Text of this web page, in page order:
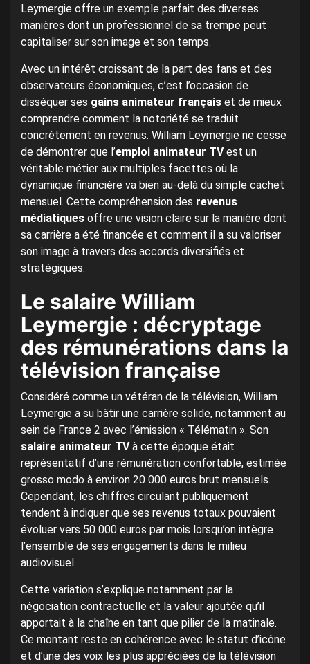
Leymergie offre un exemple parfait des diverses
manières dont un professionnel de sa trempe peut
capitaliser sur son image et son temps.
Avec un intérêt croissant de la part des fans et des
observateurs économiques, c’est l’occasion de
disséquer ses gains animateur français et de mieux
comprendre comment la notoriété se traduit
concrètement en revenus. William Leymergie ne cesse
de démontrer que l’emploi animateur TVest un
véritable métier aux multiples facettes où la
dynamique financière va bien au-delà du simple cachet
mensuel. Cette compréhension des revenus
médiatiques offre une vision claire sur la manière dont
sa carrière a été financée et comment il a su valoriser
son image à travers des accords diversifiés et
stratégiques.
Le salaire William
Leymergie : décryptage
des rémunérations dans la
télévision française
Considéré comme un vétéran de la télévision, William
Leymergie a su bâtir une carrière solide, notamment au
sein de France 2 avec l’émission « Télématin ». Son
salaire animateur TVà cette époque était
représentatif d’une rémunération confortable, estimée
grosso modo à environ 20 000 euros brut mensuels.
Cependant, les chiffres circulant publiquement
tendent à indiquer que ses revenus totaux pouvaient
évoluer vers 50 000 euros par mois lorsqu’on intègre
l’ensemble de ses engagements dans le milieu
audiovisuel.
Cette variation s’explique notamment par la
négociation contractuelle et la valeur ajoutée qu’il
apportait à la chaîne en tant que pilier de la matinale.
Ce montant reste en cohérence avec le statut d’icône
et d’une des voix les plus appréciées de la télévision